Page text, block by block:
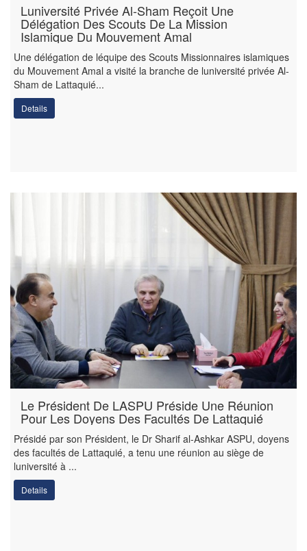
Luniversité Privée Al-Sham Reçoit Une
Délégation Des Scouts De La Mission
Islamique Du Mouvement Amal
Une délégation de léquipe des Scouts Missionnaires islamiques
du Mouvement Amal a visité la branche de luniversité privée Al-
Sham de Lattaquié...
Details
Le Président De LASPU Préside Une Réunion
Pour Les Doyens Des Facultés De Lattaquié
Présidé par son Président, le Dr Sharif al-Ashkar ASPU, doyens
des facultés de Lattaquié, a tenu une réunion au siège de
luniversité à ...
Details